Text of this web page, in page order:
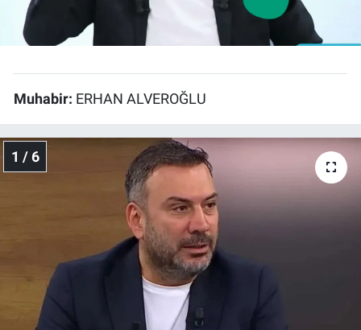
Muhabir: ERHAN ALVEROĞLU
1 / 6
Gözden Kaçmasın